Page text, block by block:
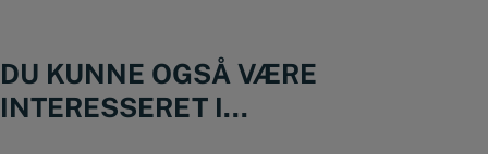
DU KUNNE OGSÅ VÆRE
INTERESSERET I...